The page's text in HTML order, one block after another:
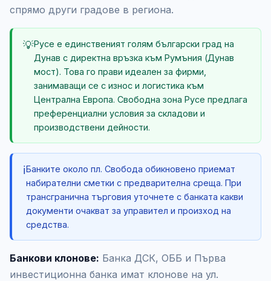
спрямо други градове в региона.
💡Русе е единственият голям български град на
Дунав с директна връзка към Румъния (Дунав
мост). Това го прави идеален за фирми,
занимаващи се с износ и логистика към
Централна Европа. Свободна зона Русе предлага
преференциални условия за складови и
производствени дейности.
ℹ️Банките около пл. Свобода обикновено приемат
набирателни сметки с предварителна среща. При
трансгранична търговия уточнете с банката какви
документи очакват за управител и произход на
средства.
Банкови клонове: Банка ДСК, ОББ и Първа
инвестиционна банка имат клонове на ул.